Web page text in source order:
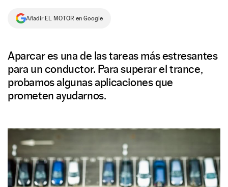
NEWSLETTER
Añadir EL MOTOR en Google
Aparcar es una de las tareas más estresantes
para un conductor. Para superar el trance,
probamos algunas aplicaciones que
prometen ayudarnos.